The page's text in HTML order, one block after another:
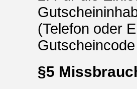
(Telefon oder
§5